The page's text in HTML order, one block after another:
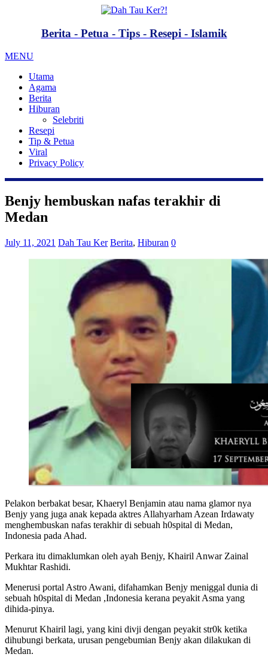
Berita - Petua - Tips - Resepi - Islamik
MENU
Utama
Agama
Berita
Hiburan
Selebriti
Resepi
Tip & Petua
Viral
Privacy Policy
Benjy hembuskan nafas terakhir di
Medan
July 11, 2021 Dah Tau Ker Berita, Hiburan 0
Pelakon berbakat besar, Khaeryl Benjamin atau nama glamor nya
Benjy yang juga anak kepada aktres Allahyarham Azean Irdawaty
menghembuskan nafas terakhir di sebuah h0spital di Medan,
Indonesia pada Ahad.
Perkara itu dimaklumkan oleh ayah Benjy, Khairil Anwar Zainal
Mukhtar Rashidi.
Menerusi portal Astro Awani, difahamkan Benjy meniggal dunia di
sebuah h0spital di Medan ,Indonesia kerana peyakit Asma yang
dihida-pinya.
Menurut Khairil lagi, yang kini divji dengan peyakit str0k ketika
dihubungi berkata, urusan pengebumian Benjy akan dilakukan di
Medan.